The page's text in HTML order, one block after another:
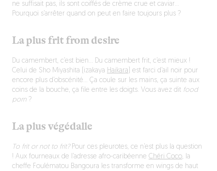
ne suffisait pas, ils sont coiffés de crème crue et caviar…
Pourquoi s’arrêter quand on peut en faire toujours plus ?
La plus frit from desire
Du camembert, c’est bien… Du camembert frit, c’est mieux !
Celui de Sho Miyashita (izakaya Haikara ) est farci d’ail noir pour
encore plus d’obscénité… Ça coule sur les mains, ça suinte aux
coins de la bouche, ça file entre les doigts. Vous avez dit food
porn?
La plus végédalle
To frit or not to frit?Pour ces pleurotes, ce n’est plus la question
! Aux fourneaux de l’adresse afro-caribéenne Chéri Coco, la
cheffe Foulématou Bangoura les transforme en wings de haut